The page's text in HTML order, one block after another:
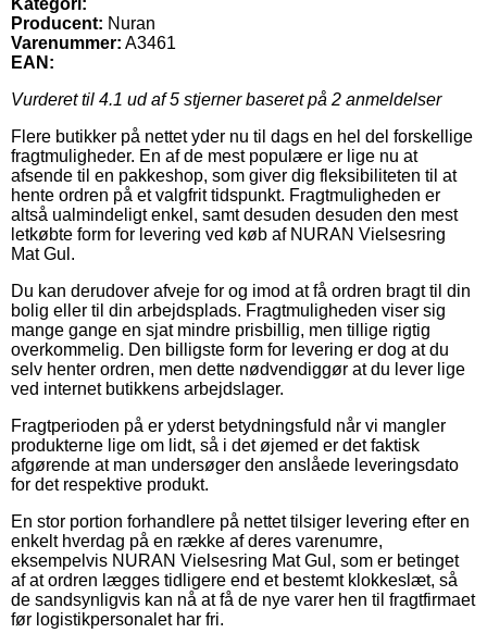
Producent: Nuran
Varenummer: A3461
EAN:
Vurderet til 4.1 ud af 5 stjerner baseret på 2 anmeldelser
Flere butikker på nettet yder nu til dags en hel del forskellige
fragtmuligheder. En af de mest populære er lige nu at
afsende til en pakkeshop, som giver dig fleksibiliteten til at
hente ordren på et valgfrit tidspunkt. Fragtmuligheden er
altså ualmindeligt enkel, samt desuden desuden den mest
letkøbte form for levering ved køb af NURAN Vielsesring
Mat Gul.
Du kan derudover afveje for og imod at få ordren bragt til din
bolig eller til din arbejdsplads. Fragtmuligheden viser sig
mange gange en sjat mindre prisbillig, men tillige rigtig
overkommelig. Den billigste form for levering er dog at du
selv henter ordren, men dette nødvendiggør at du lever lige
ved internet butikkens arbejdslager.
Fragtperioden på er yderst betydningsfuld når vi mangler
produkterne lige om lidt, så i det øjemed er det faktisk
afgørende at man undersøger den anslåede leveringsdato
for det respektive produkt.
En stor portion forhandlere på nettet tilsiger levering efter en
enkelt hverdag på en række af deres varenumre,
eksempelvis NURAN Vielsesring Mat Gul, som er betinget
af at ordren lægges tidligere end et bestemt klokkeslæt, så
de sandsynligvis kan nå at få de nye varer hen til fragtfirmaet
før logistikpersonalet har fri.